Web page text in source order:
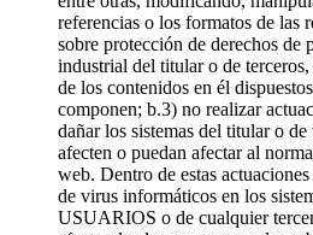
referencias o los formatos de las
sobre protección de derechos de
industrial del titular o de
de los contenidos en él
componen; b.3) no realizar
dañar los sistemas del titular o
afecten o puedan afectar al
web. Dentro de estas
de virus informáticos en los
USUARIOS o de cualquier